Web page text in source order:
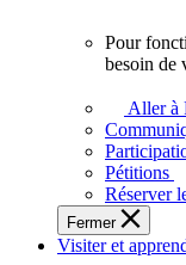
plein
potentiel,
l'Assemblée
a
besoin
de
Pour
besoin de
Aller à
Pétitions
Réserver
Fermer
Visiter et